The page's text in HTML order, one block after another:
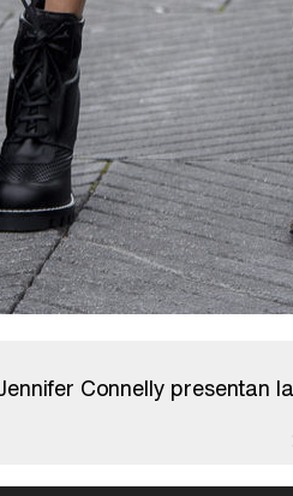
Connelly presentan